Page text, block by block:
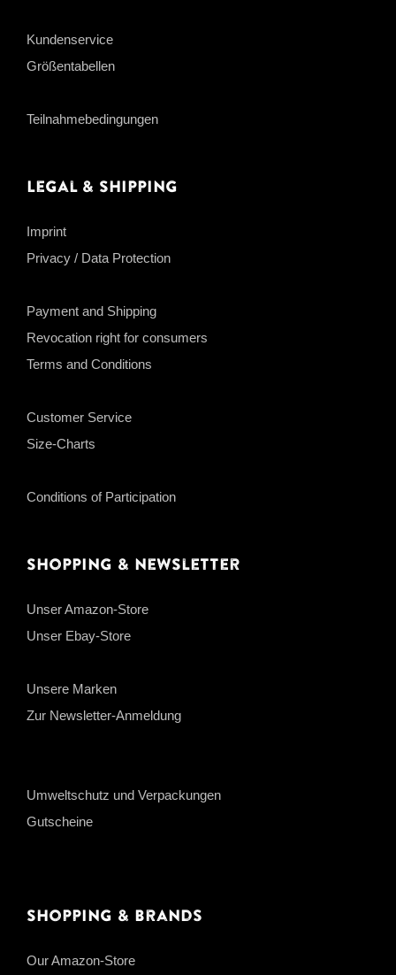
Kundenservice
Größentabellen
Teilnahmebedingungen
Legal & Shipping
Imprint
Privacy / Data Protection
Payment and Shipping
Revocation right for consumers
Terms and Conditions
Customer Service
Size-Charts
Conditions of Participation
Shopping & Newsletter
Unser Amazon-Store
Unser Ebay-Store
Unsere Marken
Zur Newsletter-Anmeldung
Umweltschutz und Verpackungen
Gutscheine
Shopping & Brands
Our Amazon-Store